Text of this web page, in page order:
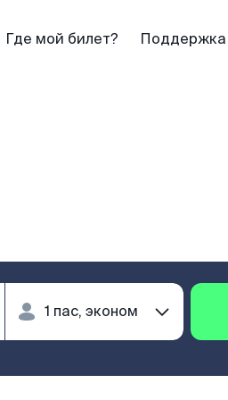
Где мой билет? Поддержка